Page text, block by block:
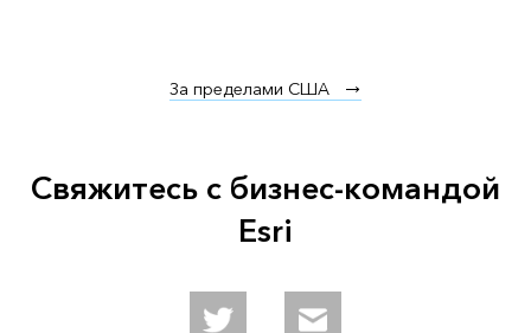
За пределами США
Свяжитесь с бизнес-командой
Esri
Follow us on Twitter
Email us